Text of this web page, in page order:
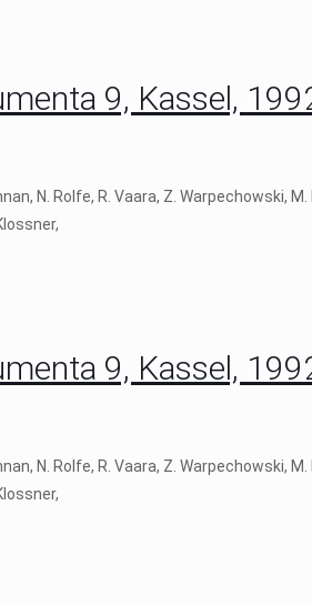
9, Kassel,
N. Rolfe, R. Vaara, Z. Warpechowski, M.
9, Kassel,
N. Rolfe, R. Vaara, Z. Warpechowski, M.